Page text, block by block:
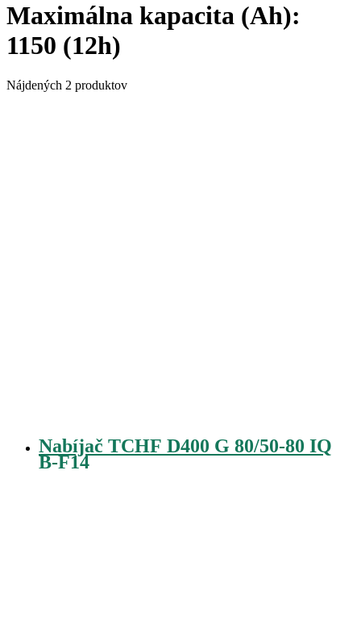
Maximálna kapacita (Ah):
1150 (12h)
Nájdených 2 produktov
Nabíjač TCHF D400 G 80/50-80 IQ
B-F14